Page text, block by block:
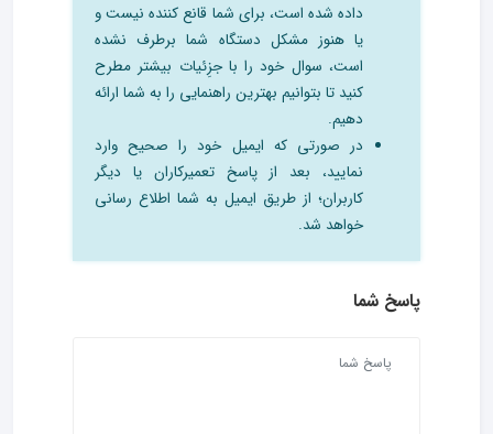
داده شده است، برای شما قانع کننده نیست و
یا هنوز مشکل دستگاه شما برطرف نشده
است، سوال خود را با جزِئیات بیشتر مطرح
کنید تا بتوانیم بهترین راهنمایی را به شما ارائه
دهیم.
در صورتی که ایمیل خود را صحیح وارد
نمایید، بعد از پاسخ تعمیرکاران یا دیگر
کاربران؛ از طریق ایمیل به شما اطلاع رسانی
خواهد شد.
پاسخ شما